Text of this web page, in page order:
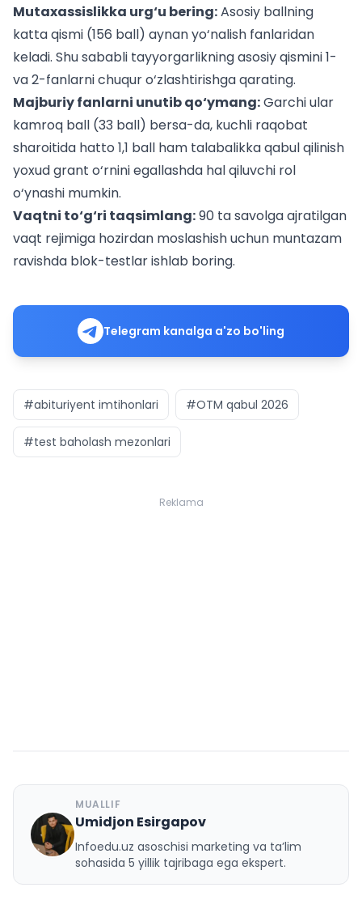
Mutaxassislikka urg‘u bering:Asosiy ballning
katta qismi (156 ball) aynan yo‘nalish fanlaridan
keladi. Shu sababli tayyorgarlikning asosiy qismini 1-
va 2-fanlarni chuqur o‘zlashtirishga qarating.
Majburiy fanlarni unutib qo‘ymang:Garchi ular
kamroq ball (33 ball) bersa-da, kuchli raqobat
sharoitida hatto 1,1 ball ham talabalikka qabul qilinish
yoxud grant o‘rnini egallashda hal qiluvchi rol
o‘ynashi mumkin.
Vaqtni to‘g‘ri taqsimlang:90 ta savolga ajratilgan
vaqt rejimiga hozirdan moslashish uchun muntazam
ravishda blok-testlar ishlab boring.
Telegram kanalga a'zo bo'ling
#abituriyent imtihonlari #OTM qabul 2026
#test baholash mezonlari
Reklama
U
MUALLIF
Umidjon Esirgapov
Infoedu.uz asoschisi marketing va ta’lim
sohasida 5 yillik tajribaga ega ekspert.